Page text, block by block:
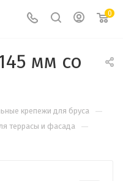
0
мм со
крепежи для бруса —
террасы и фасада —